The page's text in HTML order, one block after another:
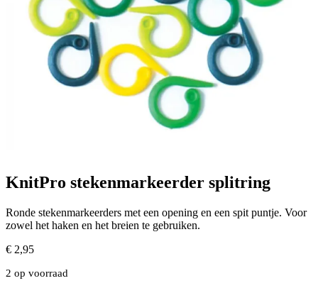
KnitPro stekenmarkeerder splitring
Ronde stekenmarkeerders met een opening en een spit puntje. Voor
zowel het haken en het breien te gebruiken.
€ 2,95
2 op voorraad